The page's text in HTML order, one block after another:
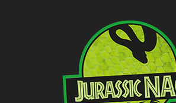
Jurassic